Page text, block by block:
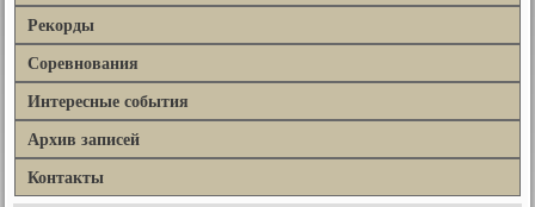
Рекорды
Соревнования
Интересные события
Архив записей
Контакты